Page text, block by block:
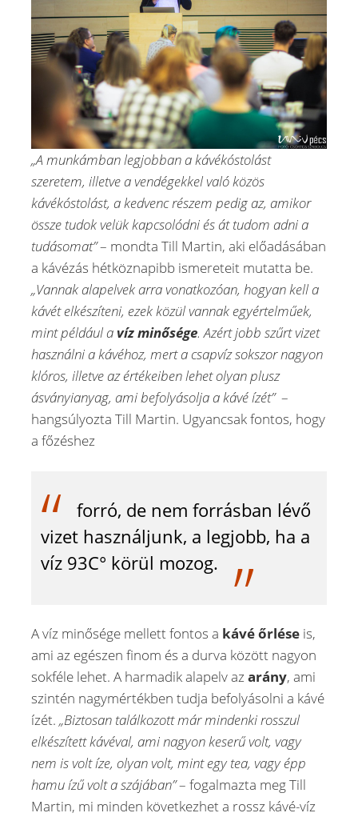
„A munkámban legjobban a kávékóstolást
szeretem, illetve a vendégekkel való közös
kávékóstolást, a kedvenc részem pedig az, amikor
össze tudok velük kapcsolódni és át tudom adni a
tudásomat”– mondta Till Martin, aki előadásában
a kávézás hétköznapibb ismereteit mutatta be.
„Vannak alapelvek arra vonatkozóan, hogyan kell a
kávét elkészíteni, ezek közül vannak egyértelműek,
mint például a víz minősége. Azért jobb szűrt vizet
használni a kávéhoz, mert a csapvíz sokszor nagyon
klóros, illetve az értékeiben lehet olyan plusz
ásványianyag, ami befolyásolja a kávé ízét”–
hangsúlyozta Till Martin. Ugyancsak fontos, hogy
a főzéshez
forró, de nem forrásban lévő
vizet használjunk, a legjobb, ha a
víz 93C° körül mozog.
A víz minősége mellett fontos a kávé őrlése is,
ami az egészen finom és a durva között nagyon
sokféle lehet. A harmadik alapelv az arány, ami
szintén nagymértékben tudja befolyásolni a kávé
ízét. „Biztosan találkozott már mindenki rosszul
elkészített kávéval, ami nagyon keserű volt, vagy
nem is volt íze, olyan volt, mint egy tea, vagy épp
hamu ízű volt a szájában”– fogalmazta meg Till
Martin, mi minden következhet a rossz kávé-víz